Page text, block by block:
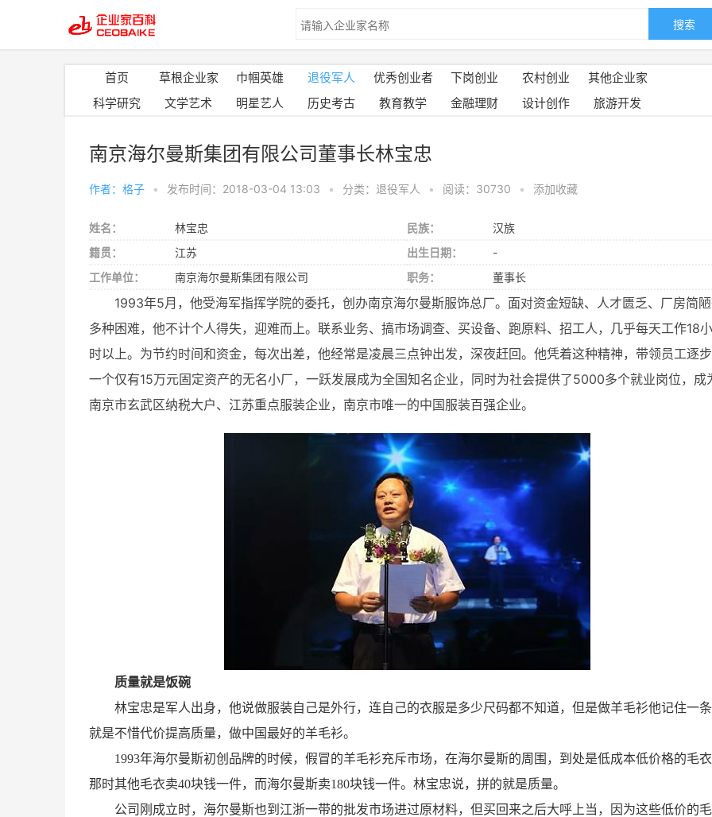
搜索
首页 草根企业家 巾帼英雄 退役军人 优秀创业者 下岗创业 农村创业
其他企业家
科学研究
文学艺术 明星艺人 历史考古 教育教学 金融理财 设计创作 旅游开发
南京海尔曼斯集团有限公司董事长林宝忠
作者：格子 • 发布时间：2018-03-04 13:03 • 分类：退役军人 • 阅读：30730 • 添加收藏
姓名： 林宝忠 民族：
汉族
籍贯：
江苏 出生日期：
-
工作单位：
南京海尔曼斯集团有限公司 职务： 董事长
1993年5月，他受海军指挥学院的委托，创办南京海尔曼斯服饰总厂。面对资金短缺、人才匮乏、厂房简
多种困难，他不计个人得失，迎难而上。联系业务、搞市场调查、买设备、跑原料、招工人，几乎每天工作18小
时以上。为节约时间和资金，每次出差，他经常是凌晨三点钟出发，深夜赶回。他凭着这种精神，带领员工逐
一个仅有15万元固定资产的无名小厂，一跃发展成为全国知名企业，同时为社会提供了5000多个就业岗位，成
南京市玄武区纳税大户、江苏重点服装企业，南京市唯一的中国服装百强企业。
质量就是饭碗
林宝忠是军人出身，他说做服装自己是外行，连自己的衣服是多少尺码都不知道，但是做羊毛衫他记住一
就是不惜代价提高质量，做中国最好的羊毛衫。
1993年海尔曼斯初创品牌的时候，假冒的羊毛衫充斥市场，在海尔曼斯的周围，到处是低成本低价格的毛
那时其他毛衣卖40块钱一件，而海尔曼斯卖180块钱一件。林宝忠说，拼的就是质量。
公司刚成立时，海尔曼斯也到江浙一带的批发市场进过原材料，但买回来之后大呼上当，因为这些低价的